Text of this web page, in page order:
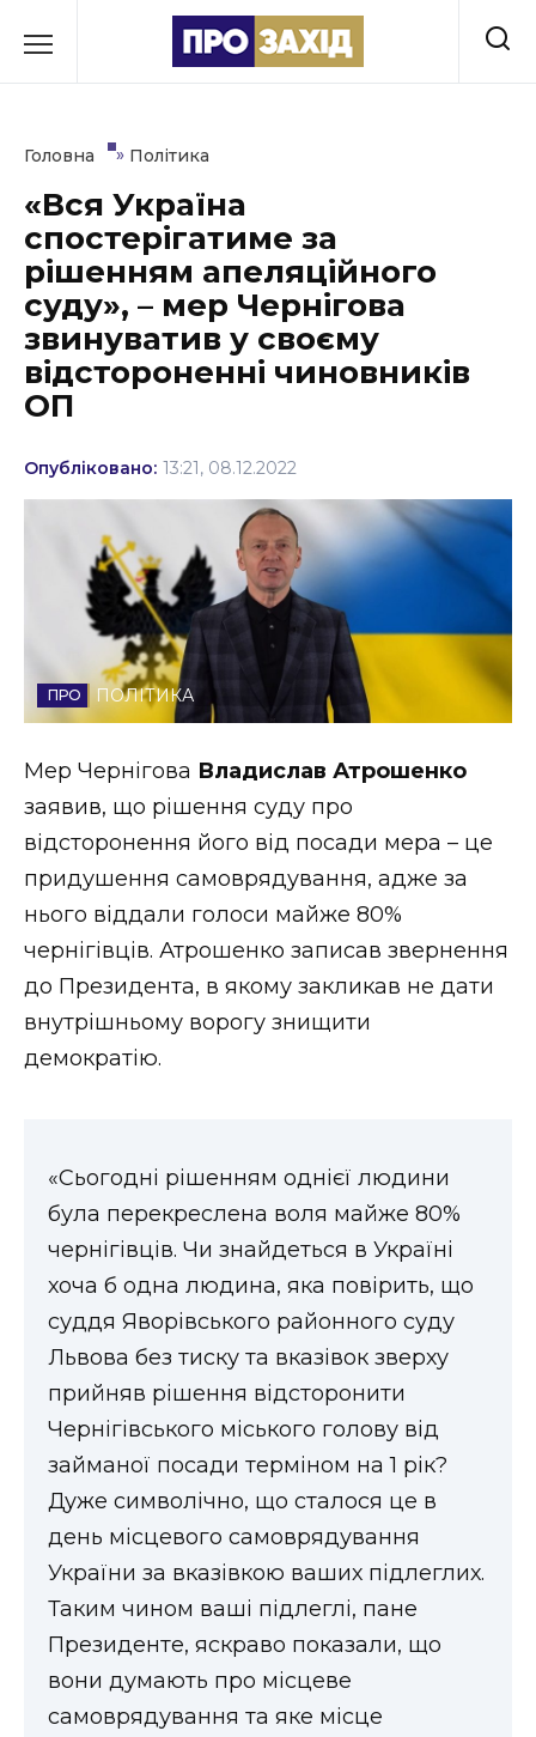
до
Культура
Освіта
Події
Політика
Стиль життя
Втрачений Ужгород
Втрачений Ужгород (відеоверсія)
ЗАКАРПАТСЬКІ НОВИНИ
НОВИНИ ЗАХІДНОЇ УКРАЇНИ
ФОТО
Головна » Політика
«Вся Україна
спостерігатиме за
рішенням апеляційного
суду», – мер Чернігова
звинуватив у своєму
відстороненні чиновників
ОП
Опубліковано: 13:21, 08.12.2022
ПОЛІТИКА
Мер Чернігова Владислав Атрошенко
заявив, що рішення суду про
відсторонення його від посади мера – це
придушення самоврядування, адже за
нього віддали голоси майже 80%
чернігівців. Атрошенко записав звернення
до Президента, в якому закликав не дати
внутрішньому ворогу знищити
демократію.
«Сьогодні рішенням однієї людини
була перекреслена воля майже 80%
чернігівців. Чи знайдеться в Україні
хоча б одна людина, яка повірить, що
суддя Яворівського районного суду
Львова без тиску та вказівок зверху
прийняв рішення відсторонити
Чернігівського міського голову від
займаної посади терміном на 1 рік?
Дуже символічно, що сталося це в
день місцевого самоврядування
України за вказівкою ваших підлеглих.
Таким чином ваші підлеглі, пане
Президенте, яскраво показали, що
вони думають про місцеве
самоврядування та яке місце